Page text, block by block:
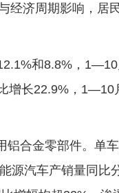
经济周期影响，居
和8.8%，
增长22.9%，1—10
铝合金零部件。单
源汽车产销量同比